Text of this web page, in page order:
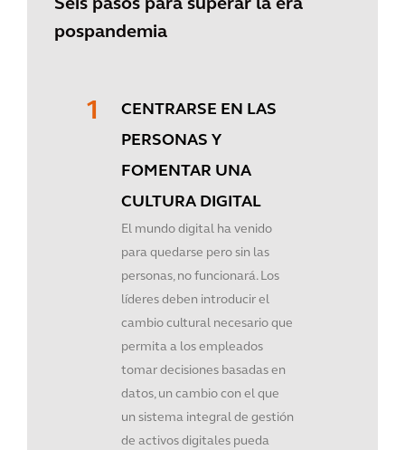
Seis pasos para superar la era
pospandemia
CENTRARSE EN LAS
PERSONAS Y
FOMENTAR UNA
CULTURA DIGITAL
El mundo digital ha venido
para quedarse pero sin las
personas, no funcionará. Los
líderes deben introducir el
cambio cultural necesario que
permita a los empleados
tomar decisiones basadas en
datos, un cambio con el que
un sistema integral de gestión
de activos digitales pueda